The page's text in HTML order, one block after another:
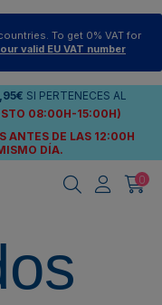
To get 0% VAT for
valid EU VAT number
SI PERTENECES AL
08:00H-15:00H)
ANTES DE LAS 12:00H
DÍA.
0